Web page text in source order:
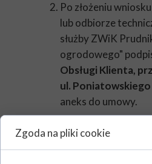
Po złożeniu
lub odbiorze
służby ZWiK
ogrodowego"
Obsługi Klienta,
ul. Poniatowskiego
aneks do umowy.
Zgoda na pliki cookie